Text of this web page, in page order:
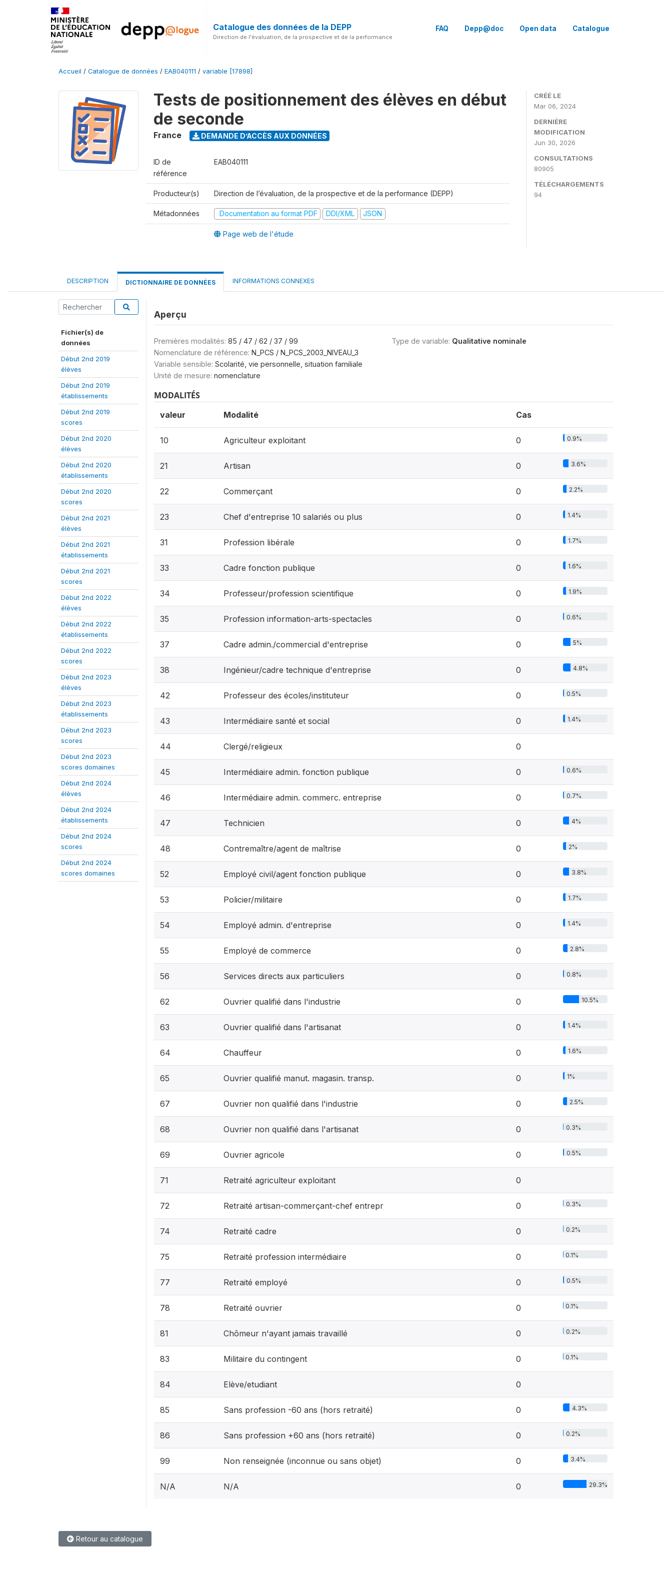
Catalogue des données de la DEPP
Direction de l'évaluation, de la prospective et de la performance
FAQ Depp@doc Open data Catalogue
Accueil / Catalogue de données / EAB040111 / variable [17898]
Tests de positionnement des élèves en début
de seconde
France DEMANDE D’ACCÈS AUX DONNÉES
ID de
référence
EAB040111
Producteur(s) Direction de l’évaluation, de la prospective et de la performance (DEPP)
Métadonnées Documentation au format PDF DDI/XML JSON
Page web de l'étude
CRÉÉ LE
Mar 06, 2024
DERNIÈRE
MODIFICATION
Jun 30, 2026
CONSULTATIONS
80905
TÉLÉCHARGEMENTS
94
DESCRIPTION DICTIONNAIRE DE DONNÉES INFORMATIONS CONNEXES
Fichier(s) de
données
Début 2nd 2019
élèves
Début 2nd 2019
établissements
Début 2nd 2019
scores
Début 2nd 2020
élèves
Début 2nd 2020
établissements
Début 2nd 2020
scores
Début 2nd 2021
élèves
Début 2nd 2021
établissements
Début 2nd 2021
scores
Début 2nd 2022
élèves
Début 2nd 2022
établissements
Début 2nd 2022
scores
Début 2nd 2023
élèves
Début 2nd 2023
établissements
Début 2nd 2023
scores
Début 2nd 2023
scores domaines
Début 2nd 2024
élèves
Début 2nd 2024
établissements
Début 2nd 2024
scores
Début 2nd 2024
scores domaines
Aperçu
Premières modalités: 85 / 47 / 62 / 37 / 99
Nomenclature de référence: N_PCS / N_PCS_2003_NIVEAU_3
Variable sensible: Scolarité, vie personnelle, situation familiale
Unité de mesure: nomenclature
Type de variable: Qualitative nominale
MODALITÉS
valeur Modalité Cas
10 Agriculteur exploitant 0 0.9%
21 Artisan 0 3.6%
22 Commerçant 0 2.2%
23 Chef d'entreprise 10 salariés ou plus 0 1.4%
31 Profession libérale 0 1.7%
33 Cadre fonction publique 0 1.6%
34 Professeur/profession scientifique 0 1.9%
35 Profession information-arts-spectacles 0 0.6%
37 Cadre admin./commercial d'entreprise 0 5%
38 Ingénieur/cadre technique d'entreprise 0 4.8%
42 Professeur des écoles/instituteur 0 0.5%
43 Intermédiaire santé et social 0 1.4%
44 Clergé/religieux 0
45 Intermédiaire admin. fonction publique 0 0.6%
46 Intermédiaire admin. commerc. entreprise 0 0.7%
47 Technicien 0 4%
48 Contremaître/agent de maîtrise 0 2%
52 Employé civil/agent fonction publique 0 3.8%
53 Policier/militaire 0 1.7%
54 Employé admin. d'entreprise 0 1.4%
55 Employé de commerce 0 2.8%
56 Services directs aux particuliers 0 0.8%
62 Ouvrier qualifié dans l'industrie 0 10.5%
63 Ouvrier qualifié dans l'artisanat 0 1.4%
64 Chauffeur 0 1.6%
65 Ouvrier qualifié manut. magasin. transp. 0 1%
67 Ouvrier non qualifié dans l'industrie 0 2.5%
68 Ouvrier non qualifié dans l'artisanat 0 0.3%
69 Ouvrier agricole 0 0.5%
71 Retraité agriculteur exploitant 0
72 Retraité artisan-commerçant-chef entrepr 0 0.3%
74 Retraité cadre 0 0.2%
75 Retraité profession intermédiaire 0 0.1%
77 Retraité employé 0 0.5%
78 Retraité ouvrier 0 0.1%
81 Chômeur n'ayant jamais travaillé 0 0.2%
83 Militaire du contingent 0 0.1%
84 Elève/etudiant 0
85 Sans profession -60 ans (hors retraité) 0 4.3%
86 Sans profession +60 ans (hors retraité) 0 0.2%
99 Non renseignée (inconnue ou sans objet) 0 3.4%
N/A N/A 0 29.3%
Retour au catalogue